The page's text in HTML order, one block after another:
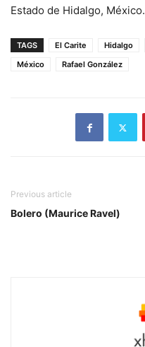
Estado de Hidalgo, México.
TAGS El Carite Hidalgo
México
Rafael González
Previous article
Bolero (Maurice Ravel)